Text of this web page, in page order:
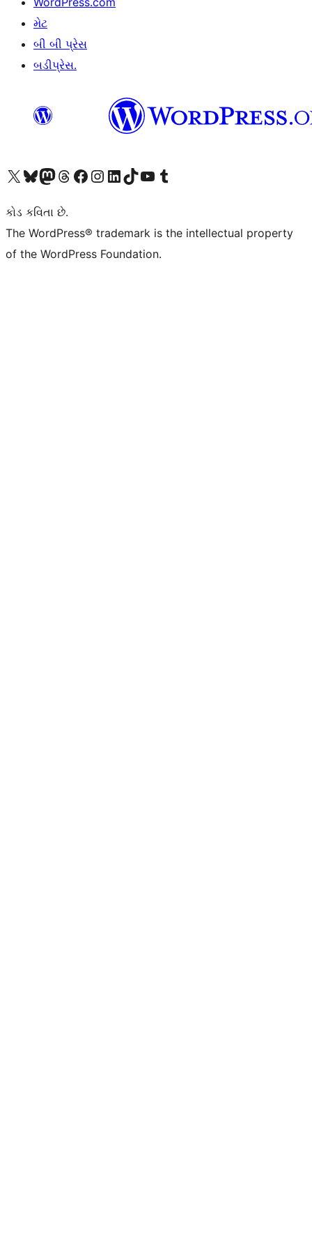
મેટ
બી બી પ્રેસ
બડીપ્રેસ.
અમારા X (અગાઉ ટ્વિટર) એકાઉન્ટની મુલાકાત લોઅમારા Bluesky એકાઉન્ટની મુલાકાત લોઅમારા માસ્ટોડોન એકાઉન્ટની મુલાકાત લોઅમારા Threads એકાઉન્ટની મુલાકાત લો અમારા ફેસબુક પેજની મુલાકાત લોઅમારા ઇન્સ્ટાગ્રામ એકાઉન્ટની મુલાકાત લો અમારા LinkedIn એકાઉન્ટની મુલાકાત લોઅમારા TikTok એકાઉન્ટની મુલાકાત લોઅમારી YouTube ચેનલની મુલાકાત લો અમારા Tumblr એકાઉન્ટની મુલાકાત લો
કોડ કવિતા છે.
The WordPress® trademark is the intellectual property
of the WordPress Foundation.